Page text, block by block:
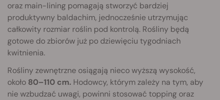
oraz main-lining pomagają stworzyć bardziej
produktywny baldachim, jednocześnie utrzymując
całkowity rozmiar roślin pod kontrolą. Rośliny będą
gotowe do zbiorów już po dziewięciu tygodniach
kwitnienia.
Rośliny zewnętrzne osiągają nieco wyższą wysokość,
około 80–110 cm. Hodowcy, którym zależy na tym, aby
nie wzbudzać uwagi, powinni stosować topping oraz